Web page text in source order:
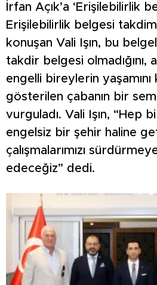
İrfan Açık’a ‘Erişilebilirlik
Erişilebilirlik belgesi
konuşan Vali Işın, bu
takdir belgesi olmadığını,
engelli bireylerin yaşamını
gösterilen çabanın bir
vurguladı. Vali Işın, “Hep
engelsiz bir şehir haline
çalışmalarımızı
edeceğiz” dedi.